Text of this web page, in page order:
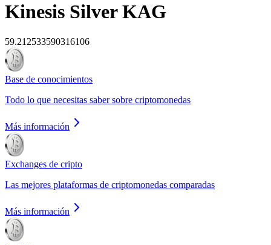
Kinesis Silver KAG
59.212533590316106
Base de conocimientos
Todo lo que necesitas saber sobre criptomonedas
Más información
Exchanges de cripto
Las mejores plataformas de criptomonedas comparadas
Más información